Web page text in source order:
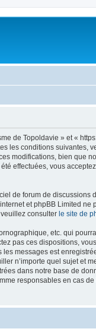
de Topoldavie » et «
les conditions suivantes,
modifications, bien que
effectuées, vous
de forum de discussions
et phpBB Limited
consulter le site de
etc. qui
pas ces dispositions,
messages est
n’importe quel sujet et
dans notre base de
responsables en cas